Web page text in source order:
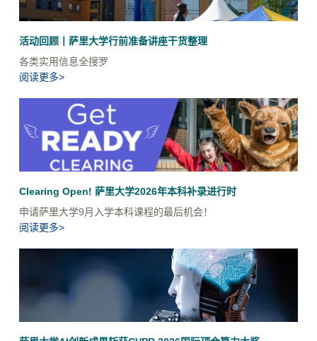
活动回顾丨萨里大学行前准备讲座干货整理
各类实用信息全搜罗
阅读更多>
Clearing Open! 萨里大学2026年本科补录进行时
申请萨里大学9月入学本科课程的最后机会！
阅读更多>